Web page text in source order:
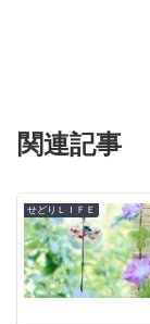
関連記事
せどりＬＩＦＥ